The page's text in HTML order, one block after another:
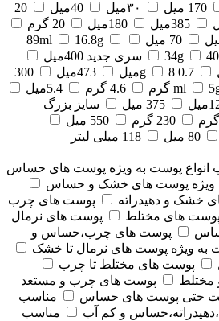
170 میل ۳۰میل 40میل
20
385میل 180میل
20 گرم
70 میل 89ml
16.8g
34g
سری جدید 400میل
0.7 g 8میل 473میل
300
ml
4.6 گرم
5.4میل
375 میل
سایز بزرگ
230 گرم
550 میل
80 میل
118 میلی لیتر
انواع پوست به ویژه پوست های حساس
ویژه پوست های خشک و حساس
خشک و دهیدراته
پوست های چرب
پوست های مختلط
پوست های نرمال
پوست های چرب،حساس و
به ویژه پوست های نرمال تا خشک
پوست های مختلط تا چرب
مختلط
پوست های چرب و مستعد
حتی پوست های حساس
مناسب
و کم آب
مناسب